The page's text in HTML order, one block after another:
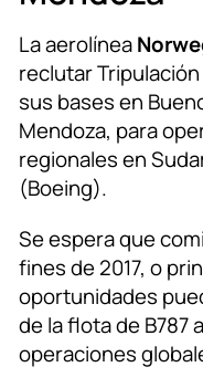
La aerolínea
reclutar
sus bases en
Mendoza, para
regionales en
(Boeing).
Se espera que
fines de 2017, o
oportunidades
de la flota de B787
operaciones